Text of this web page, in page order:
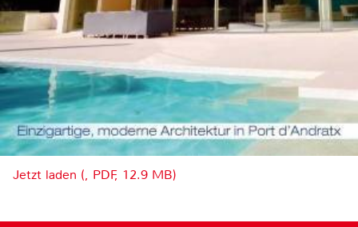
Jetzt laden (, PDF, 12.9 MB)